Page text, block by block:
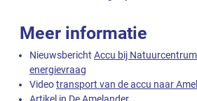
Meer informatie
Nieuwsbericht Accu bij
energievraag
Videotransport van de accu naar